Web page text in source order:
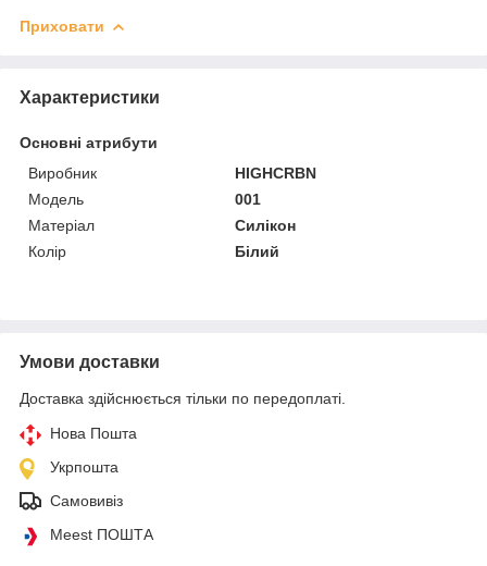
Приховати
Характеристики
Основні атрибути
Виробник
HIGHCRBN
Модель
001
Матеріал
Силікон
Колір
Білий
Умови доставки
Доставка здійснюється тільки по передоплаті.
Нова Пошта
Укрпошта
Самовивіз
Meest ПОШТА